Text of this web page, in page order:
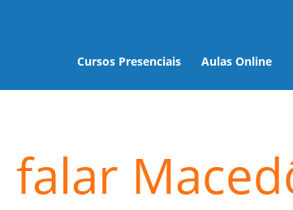
Cursos Presenciais Aulas Online